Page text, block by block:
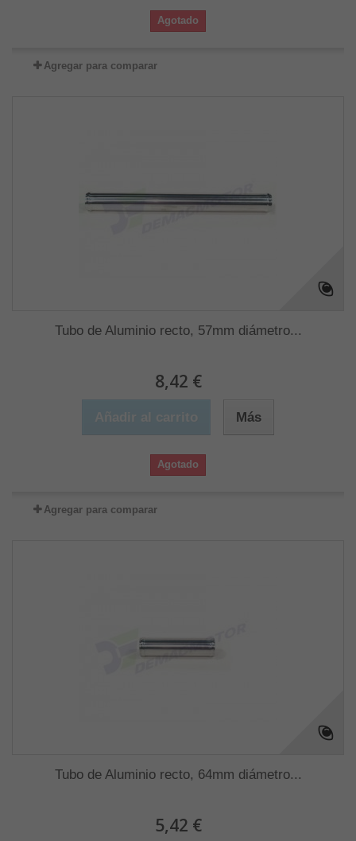
Agotado
Agregar para comparar
Tubo de Aluminio recto, 57mm diámetro...
8,42 €
Más
Agotado
Agregar para comparar
Tubo de Aluminio recto, 64mm diámetro...
5,42 €